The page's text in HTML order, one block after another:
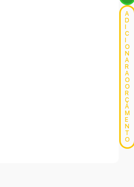
A
D
C
O
N
A
R
A
O
O
R
Ç
A
M
E
N
T
O